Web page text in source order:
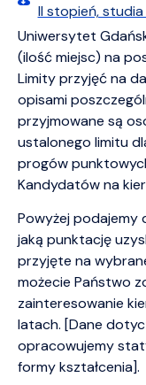
II stopień,
Uniwersytet
(ilość miejsc) na
Limity przyjęć na
opisami
przyjmowane są
ustalonego limitu
progów
Kandydatów na
Powyżej podajemy
jaką punktację
przyjęte na
możecie Państwo
zainteresowanie
latach. [Dane
opracowujemy
formy kształcenia].